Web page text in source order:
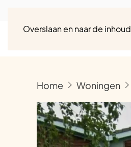
Overslaan en naar de
Home Woningen